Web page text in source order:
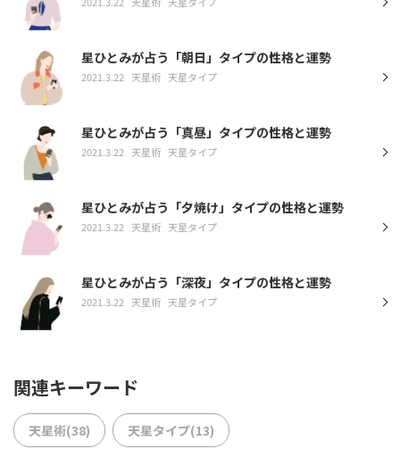
星ひとみが占う「朝日」タイプの性格と運勢
2021.3.22 天星術 天星タイプ
星ひとみが占う「真昼」タイプの性格と運勢
2021.3.22 天星術 天星タイプ
星ひとみが占う「夕焼け」タイプの性格と運勢
2021.3.22 天星術 天星タイプ
星ひとみが占う「深夜」タイプの性格と運勢
2021.3.22 天星術 天星タイプ
関連キーワード
天星術(38) 天星タイプ(13)